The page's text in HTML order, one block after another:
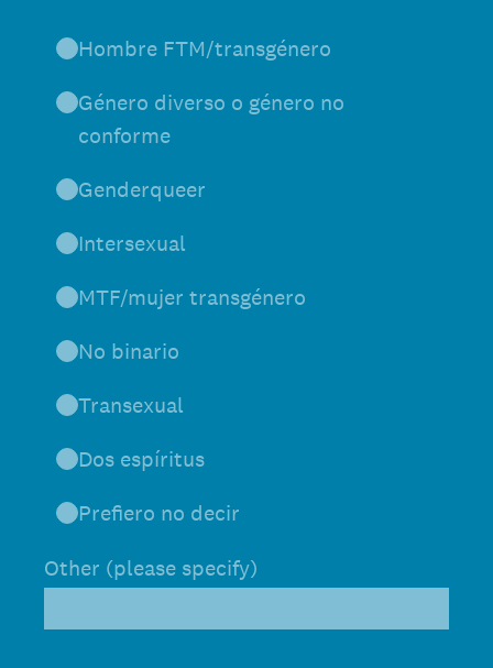
Hombre FTM/transgénero
Género diverso o género no
conforme
Genderqueer
Intersexual
MTF/mujer transgénero
No binario
Transexual
Dos espíritus
Prefiero no decir
Other (please specify)